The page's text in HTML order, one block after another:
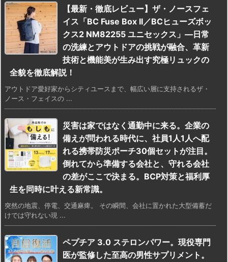
【最新・徹底レビュー】ザ・ノースフェ
イス「BC Fuse Box II／BCヒューズボッ
クス2 NM82255 ユニセックス」―日常
の洗練とアウトドアの挑戦が融合、革新
技術と機能美が生み出す究極リュックの
全貌を徹底解説！
アウトドア愛好家からシティユースまで、幅広い層に支持されるザ・
ノース・フェイスの ...
災害は家ではなく通勤中に来る。企業の
備えが問われる時代に、社員1人1人へ配
れる携帯防災ポーチ30個セットが注目。
倒れてから準備する会社と、守れる会社
の差がここで決まる。BCP対策と福利厚
生を同時に叶える新常識。
突然の地震、停電、交通麻痺。 その瞬間、会社に置かれた大型備蓄だ
けでは守れない現 ...
ペプチア 3.0 ステロンパワー。現役専門
医が監修した至高の男性サプリメント。